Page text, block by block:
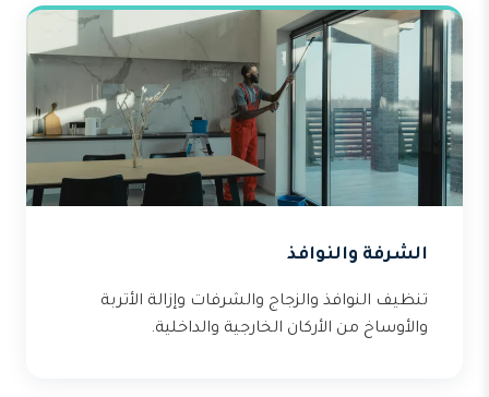
الشرفة والنوافذ
تنظيف النوافذ والزجاج والشرفات وإزالة الأتربة
والأوساخ من الأركان الخارجية والداخلية.